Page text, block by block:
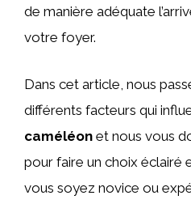
de manière adéquate
votre foyer.
Dans cet article, nous
différents facteurs qui
caméléon et nous vous
pour faire un choix éclairé
vous soyez novice ou